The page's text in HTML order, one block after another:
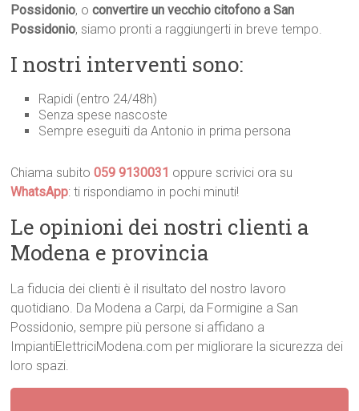
Possidonio, oconvertire un vecchio citofono a San
Possidonio, siamo pronti a raggiungerti in breve tempo.
I nostri interventi sono:
Rapidi (entro 24/48h)
Senza spese nascoste
Sempre eseguiti da Antonio in prima persona
Chiama subito059 9130031 oppure scrivici ora su
WhatsApp: ti rispondiamo in pochi minuti!
Le opinioni dei nostri clienti a
Modena e provincia
La fiducia dei clienti è il risultato del nostro lavoro
quotidiano. Da Modena a Carpi, da Formigine a San
Possidonio, sempre più persone si affidano a
ImpiantiElettriciModena.com per migliorare la sicurezza dei
loro spazi.